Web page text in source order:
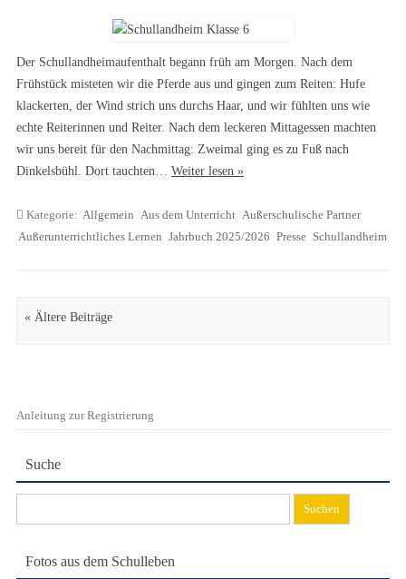
Der Schullandheimaufenthalt begann früh am Morgen. Nach dem
Frühstück misteten wir die Pferde aus und gingen zum Reiten: Hufe
klackerten, der Wind strich uns durchs Haar, und wir fühlten uns wie
echte Reiterinnen und Reiter. Nach dem leckeren Mittagessen machten
wir uns bereit für den Nachmittag: Zweimal ging es zu Fuß nach
Dinkelsbühl. Dort tauchten… Weiter lesen »
Kategorie: Allgemein Aus dem Unterricht Außerschulische Partner
Außerunterrichtliches Lernen Jahrbuch 2025/2026 Presse Schullandheim
Artikel Navigation
« Ältere Beiträge
Anleitung zur Registrierung
Suche
nach:
Fotos aus dem Schulleben